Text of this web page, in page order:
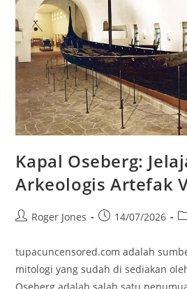
Kapal Oseberg:
Arkeologis Artefak
PostRoger Jones
Post14/07/2026
tupacuncensored.com adalah
mitologi yang sudah di sediakan
Oseberg adalah salah satu